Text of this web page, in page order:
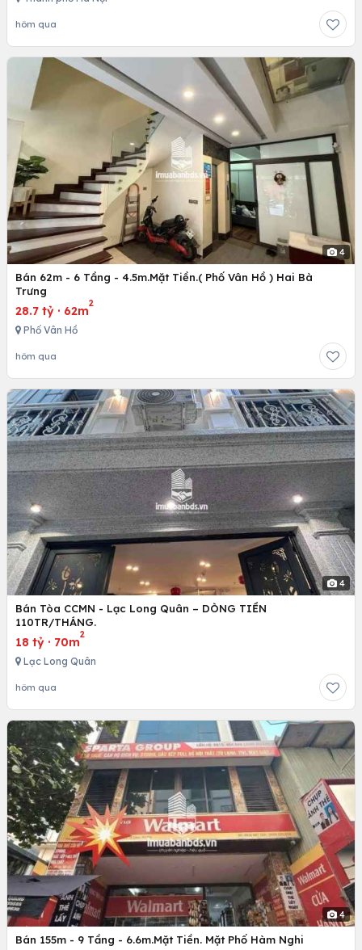
hôm qua
4
Bán 62m - 6 Tầng - 4.5m.Mặt Tiền.( Phố Vân Hồ ) Hai Bà
Trưng
28.7 tỷ · 62m
2
Phố Vân Hồ
hôm qua
4
Bán Tòa CCMN - Lạc Long Quân – DÒNG TIỀN
110TR/THÁNG.
18 tỷ · 70m
2
Lạc Long Quân
hôm qua
4
Bán 155m - 9 Tầng - 6.6m.Mặt Tiền. Mặt Phố Hàm Nghi